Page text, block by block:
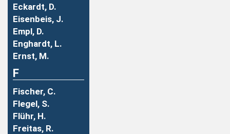
Eckardt, D.
Eisenbeis, J.
Empl, D.
Enghardt, L.
Ernst, M.
F
Fischer, C.
Flegel, S.
Flühr, H.
Freitas, R.